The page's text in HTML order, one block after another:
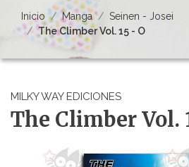
Inicio Manga
Seinen - Josei
The Climber Vol. 15 - O
MILKY WAY EDICIONES
The Climber Vol.